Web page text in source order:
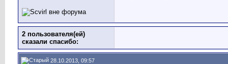
2 пользователя(ей)
сказали cпасибо:
28.10.2013, 09:57